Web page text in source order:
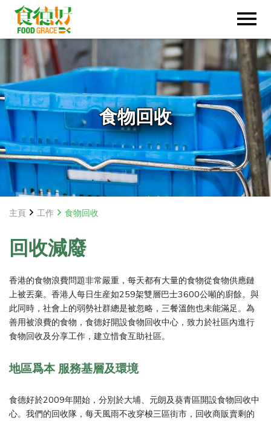
食物回收
主頁 工作 食物回收
回收減廢
香港的食物浪費問題非常嚴重，每天都有大量的食物從食物供應鏈
上被丟棄。香港人每日生産如259架雙層巴士3600公噸的廚餘。與
此同時，社會上的弱勢社群總是被忽略，三餐溫飽也未能滿足。為
善用被浪費的食物，食德好開設食物回收中心，致力於社區內進行
食物回收及分享工作，建立惜食互助社區。
地區爲本 服務基層及環境
食德好於2009年開始，分別於大埔、元朗及葵青區開設食物回收中
心。我們的回收隊，每天風雨不改穿梭三區街市，回收商販賣剩的